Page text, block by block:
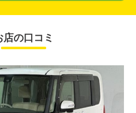
店の口コミ